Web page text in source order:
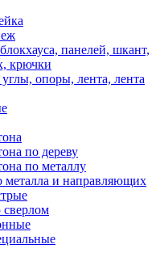
панелей, шкант,
крючки
опоры, лента, лента
по дереву
по металлу
металла и направляющих
сверлом